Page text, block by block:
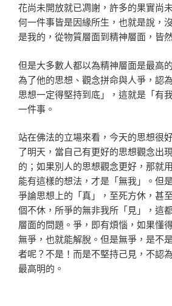
花尚未開放就已凋謝，許多的果實尚
何一件事皆是因緣所生，也就是說，
是我的，從物質層面到精神層面，皆
但是大多數人都以為精神層面是最高
為了他的思想、觀念拼命與人爭，認
思想一定得堅持到底」，這就是「有
一件事。
站在佛法的立場來看，今天的思想很
了明天，當自己有更好的思想觀念出
的；如果別人的思想觀念更好，那就
能有這樣的想法，才是「無我」。但
爭論思想上的「真」，至死方休，甚
個不休，所爭的無非我所「見」，這
層面的問題。爭，即有煩惱，如果懂
無爭，也就能解脫。但是無爭，是不
者呢？不是！而是不堅持己見，不認
最高明的。